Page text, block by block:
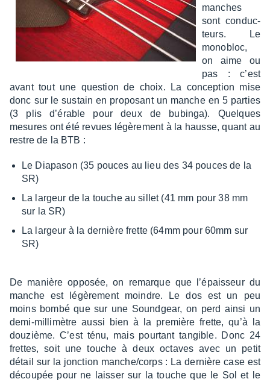
manches
sont conduc­
teurs. Le
mono­bloc,
on aime ou
pas : c’est
avant tout une ques­tion de choix. La concep­tion mise
donc sur le sustain en propo­sant un manche en 5 parties
(3 plis d’érable pour deux de bubinga). Quelques
mesures ont été revues légè­re­ment à la hausse, quant au
restre de la BTB :
Le Diapa­son (35 pouces au lieu des 34 pouces de la
SR)
La largeur de la touche au sillet (41 mm pour 38 mm
sur la SR)
La largeur à la dernière frette (64mm pour 60mm sur
SR)
De manière oppo­sée, on remarque que l’épais­seur du
manche est légè­re­ment moindre. Le dos est un peu
moins bombé que sur une Sound­gear, on perd ainsi un
demi-milli­mètre aussi bien à la première frette, qu’à la
douzième. C’est ténu, mais pour­tant tangible. Donc 24
frettes, soit une touche à deux octaves avec un petit
détail sur la jonc­tion manche/corps : La dernière case est
décou­pée pour ne lais­ser sur la touche que le Sol et le